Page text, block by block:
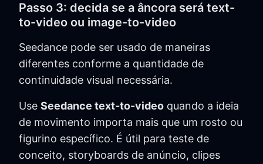
Passo 3: decida se a âncora será text-
to-video ou image-to-video
Seedance pode ser usado de maneiras
diferentes conforme a quantidade de
continuidade visual necessária.
Use Seedance text-to-video quando a ideia
de movimento importa mais que um rosto ou
figurino específico. É útil para teste de
conceito, storyboards de anúncio, clipes